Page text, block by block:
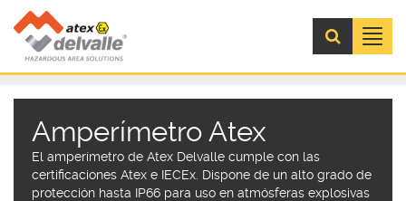
Menú
Amperímetro Atex
El amperímetro de Atex Delvalle cumple con las
certificaciones Atex e IECEx. Dispone de un alto grado de
protección hasta IP66 para uso en atmósferas explosivas